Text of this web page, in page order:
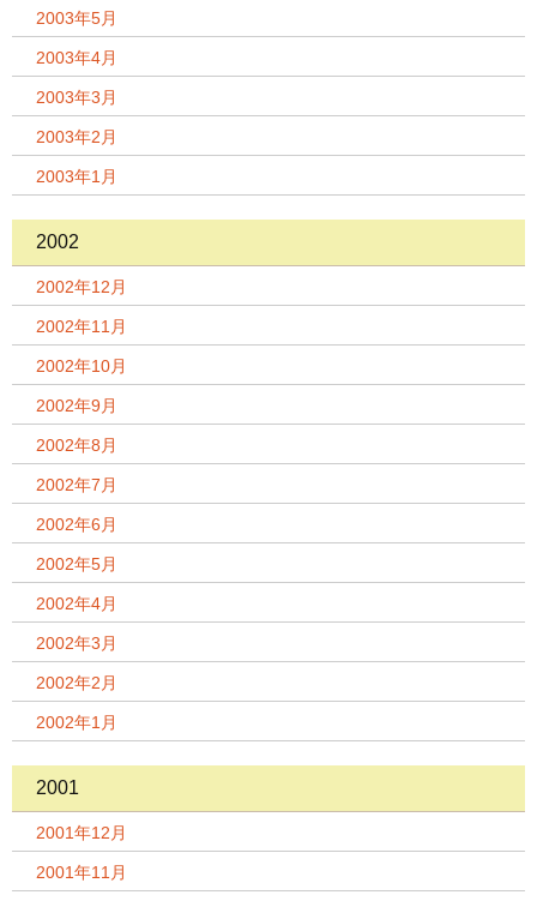
2003年5月
2003年4月
2003年3月
2003年2月
2003年1月
2002
2002年12月
2002年11月
2002年10月
2002年9月
2002年8月
2002年7月
2002年6月
2002年5月
2002年4月
2002年3月
2002年2月
2002年1月
2001
2001年12月
2001年11月